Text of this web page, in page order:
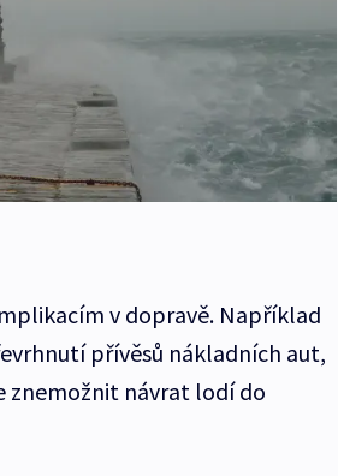
v dopravě. Například
přívěsů nákladních aut,
znemožnit návrat lodí do